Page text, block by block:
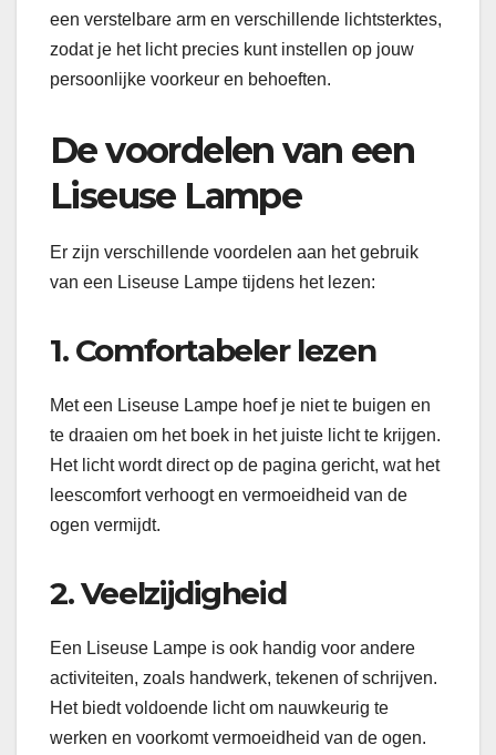
een verstelbare arm en verschillende lichtsterktes,
zodat je het licht precies kunt instellen op jouw
persoonlijke voorkeur en behoeften.
De voordelen van een
Liseuse Lampe
Er zijn verschillende voordelen aan het gebruik
van een Liseuse Lampe tijdens het lezen:
1. Comfortabeler lezen
Met een Liseuse Lampe hoef je niet te buigen en
te draaien om het boek in het juiste licht te krijgen.
Het licht wordt direct op de pagina gericht, wat het
leescomfort verhoogt en vermoeidheid van de
ogen vermijdt.
2. Veelzijdigheid
Een Liseuse Lampe is ook handig voor andere
activiteiten, zoals handwerk, tekenen of schrijven.
Het biedt voldoende licht om nauwkeurig te
werken en voorkomt vermoeidheid van de ogen.